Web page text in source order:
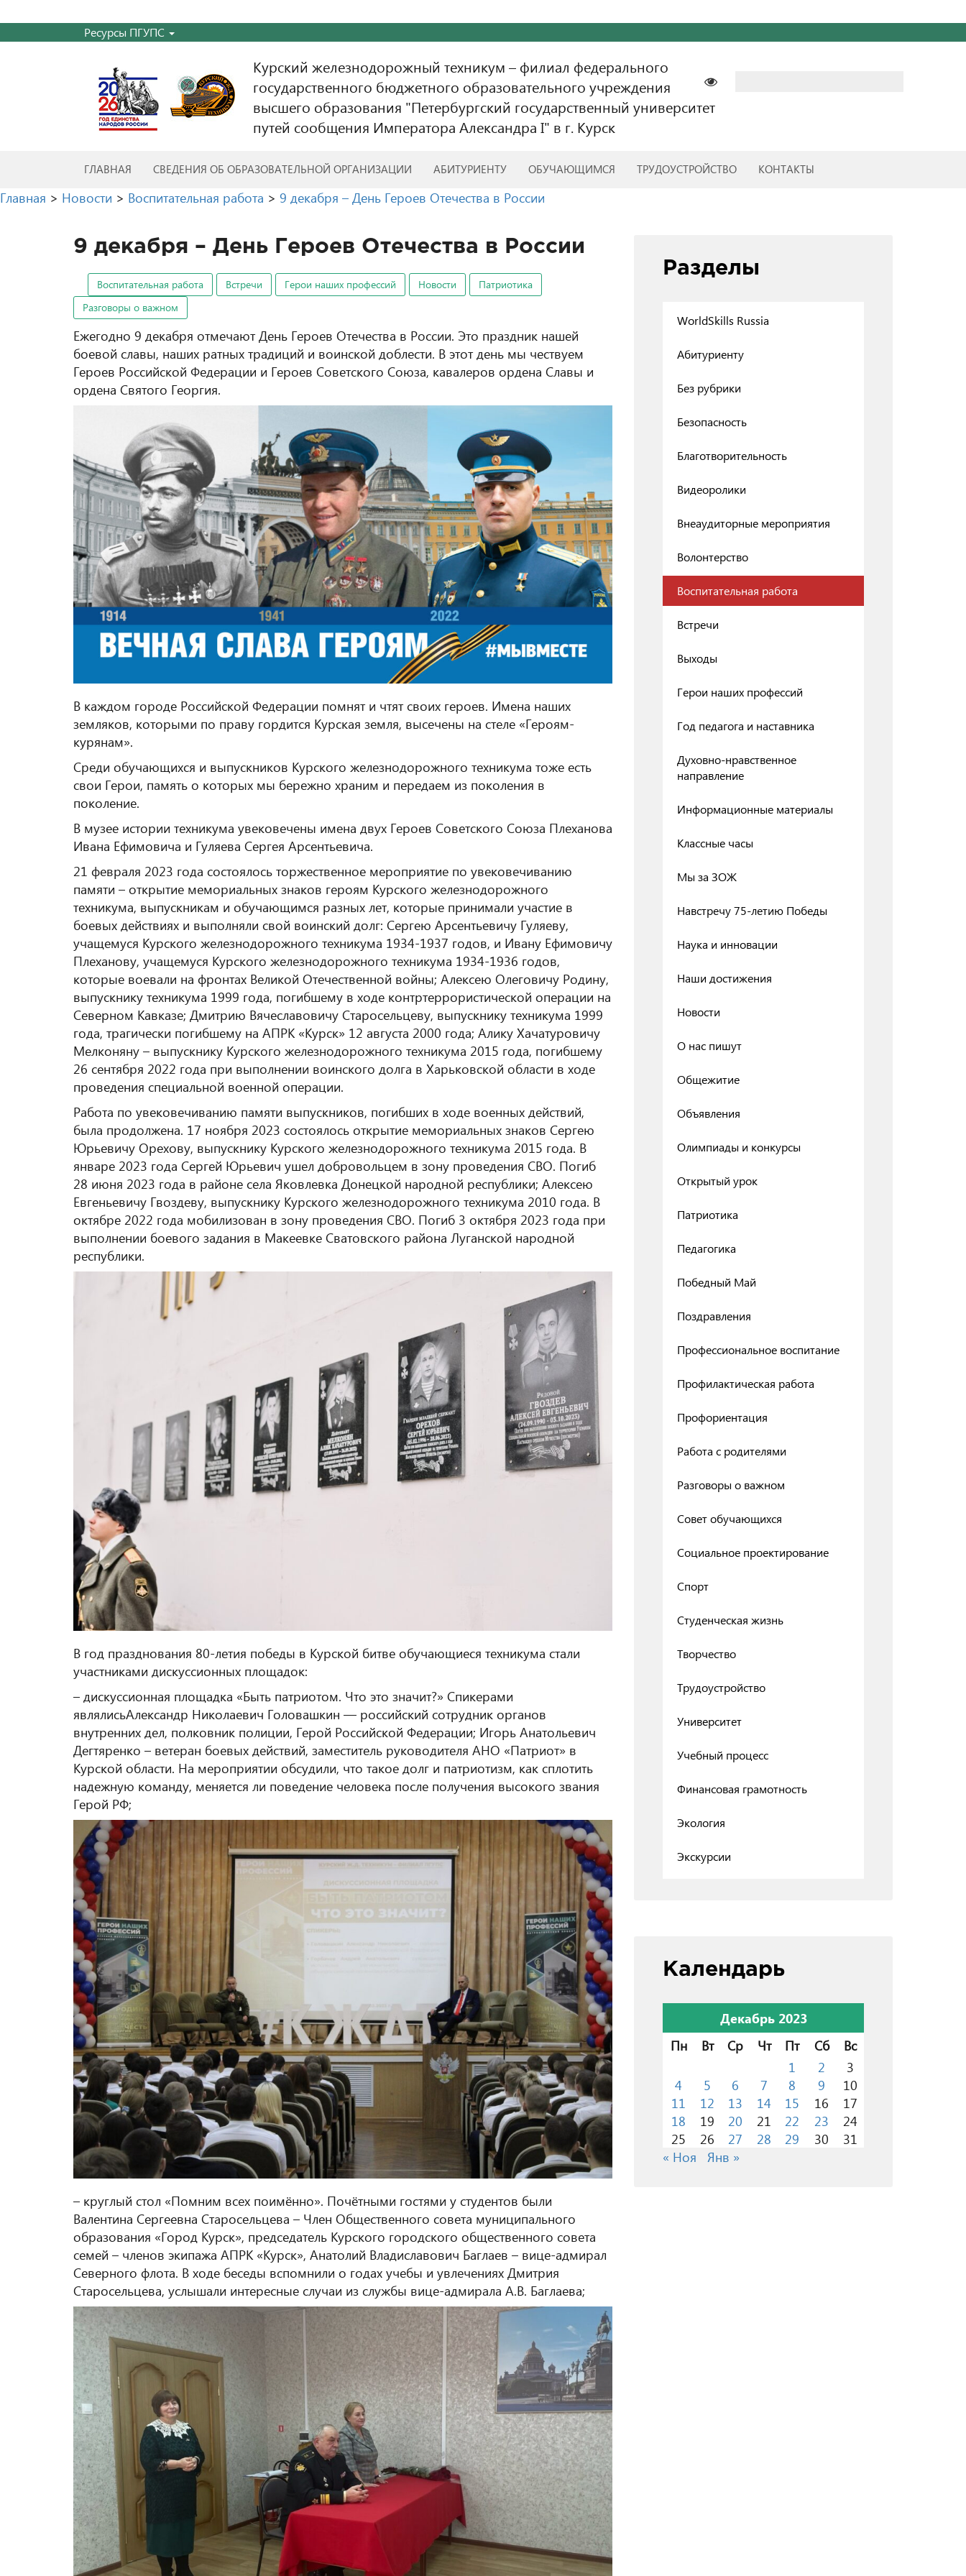
Ресурсы ПГУПС
Курский железнодорожный техникум – филиал федерального
государственного бюджетного образовательного учреждения
высшего образования "Петербургский государственный университет
путей сообщения Императора Александра I" в г. Курск
ГЛАВНАЯ СВЕДЕНИЯ ОБ ОБРАЗОВАТЕЛЬНОЙ ОРГАНИЗАЦИИ АБИТУРИЕНТУ ОБУЧАЮЩИМСЯ ТРУДОУСТРОЙСТВО КОНТАКТЫ
Главная > Новости > Воспитательная работа > 9 декабря – День Героев Отечества в России
9 декабря – День Героев Отечества в России
Воспитательная работа Встречи Герои наших профессий Новости
Патриотика
Разговоры о важном
Ежегодно 9 декабря отмечают День Героев Отечества в России. Это праздник нашей
боевой славы, наших ратных традиций и воинской доблести. В этот день мы чествуем
Героев Российской Федерации и Героев Советского Союза, кавалеров ордена Славы и
ордена Святого Георгия.
В каждом городе Российской Федерации помнят и чтят своих героев. Имена наших
земляков, которыми по праву гордится Курская земля, высечены на стеле «Героям-
курянам».
Среди обучающихся и выпускников Курского железнодорожного техникума тоже есть
свои Герои, память о которых мы бережно храним и передаем из поколения в
поколение.
В музее истории техникума увековечены имена двух Героев Советского Союза Плеханова
Ивана Ефимовича и Гуляева Сергея Арсентьевича.
21 февраля 2023 года состоялось торжественное мероприятие по увековечиванию
памяти – открытие мемориальных знаков героям Курского железнодорожного
техникума, выпускникам и обучающимся разных лет, которые принимали участие в
боевых действиях и выполняли свой воинский долг: Сергею Арсентьевичу Гуляеву,
учащемуся Курского железнодорожного техникума 1934-1937 годов, и Ивану Ефимовичу
Плеханову, учащемуся Курского железнодорожного техникума 1934-1936 годов,
которые воевали на фронтах Великой Отечественной войны; Алексею Олеговичу Родину,
выпускнику техникума 1999 года, погибшему в ходе контртеррористической операции на
Северном Кавказе; Дмитрию Вячеславовичу Старосельцеву, выпускнику техникума 1999
года, трагически погибшему на АПРК «Курск» 12 августа 2000 года; Алику Хачатуровичу
Мелконяну – выпускнику Курского железнодорожного техникума 2015 года, погибшему
26 сентября 2022 года при выполнении воинского долга в Харьковской области в ходе
проведения специальной военной операции.
Работа по увековечиванию памяти выпускников, погибших в ходе военных действий,
была продолжена. 17 ноября 2023 состоялось открытие мемориальных знаков Сергею
Юрьевичу Орехову, выпускнику Курского железнодорожного техникума 2015 года. В
январе 2023 года Сергей Юрьевич ушел добровольцем в зону проведения СВО. Погиб
28 июня 2023 года в районе села Яковлевка Донецкой народной республики; Алексею
Евгеньевичу Гвоздеву, выпускнику Курского железнодорожного техникума 2010 года. В
октябре 2022 года мобилизован в зону проведения СВО. Погиб 3 октября 2023 года при
выполнении боевого задания в Макеевке Сватовского района Луганской народной
республики.
В год празднования 80-летия победы в Курской битве обучающиеся техникума стали
участниками дискуссионных площадок:
– дискуссионная площадка «Быть патриотом. Что это значит?» Спикерами
являлисьАлександр Николаевич Головашкин — российский сотрудник органов
внутренних дел, полковник полиции, Герой Российской Федерации; Игорь Анатольевич
Дегтяренко – ветеран боевых действий, заместитель руководителя АНО «Патриот» в
Курской области. На мероприятии обсудили, что такое долг и патриотизм, как сплотить
надежную команду, меняется ли поведение человека после получения высокого звания
Герой РФ;
– круглый стол «Помним всех поимённо». Почётными гостями у студентов были
Валентина Сергеевна Старосельцева – Член Общественного совета муниципального
образования «Город Курск», председатель Курского городского общественного совета
семей – членов экипажа АПРК «Курск», Анатолий Владиславович Баглаев – вице-адмирал
Северного флота. В ходе беседы вспомнили о годах учебы и увлечениях Дмитрия
Старосельцева, услышали интересные случаи из службы вице-адмирала А.В. Баглаева;
Разделы
WorldSkills Russia
Абитуриенту
Без рубрики
Безопасность
Благотворительность
Видеоролики
Внеаудиторные мероприятия
Волонтерство
Воспитательная работа
Встречи
Выходы
Герои наших профессий
Год педагога и наставника
Духовно-нравственное
направление
Информационные материалы
Классные часы
Мы за ЗОЖ
Навстречу 75-летию Победы
Наука и инновации
Наши достижения
Новости
О нас пишут
Общежитие
Объявления
Олимпиады и конкурсы
Открытый урок
Патриотика
Педагогика
Победный Май
Поздравления
Профессиональное воспитание
Профилактическая работа
Профориентация
Работа с родителями
Разговоры о важном
Совет обучающихся
Социальное проектирование
Спорт
Студенческая жизнь
Творчество
Трудоустройство
Университет
Учебный процесс
Финансовая грамотность
Экология
Экскурсии
Календарь
Декабрь 2023
Пн
Вт Ср Чт Пт Сб
Вс
1
2
3
4
5 6 7 8 9
10
11
12 13 14 15 16
17
18
19 20 21 22 23
24
25
26 27 28 29 30
31
« Ноя
Янв »